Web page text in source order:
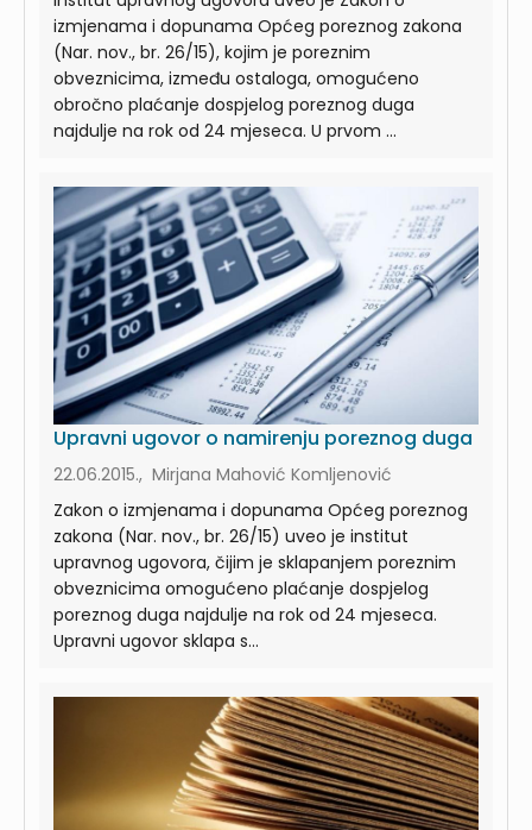
izmjenama i dopunama Općeg poreznog zakona
(Nar. nov., br. 26/15), kojim je poreznim
obveznicima, između ostaloga, omogućeno
obročno plaćanje dospjelog poreznog duga
najdulje na rok od 24 mjeseca. U prvom ...
Upravni ugovor o namirenju poreznog duga
22.06.2015., Mirjana Mahović Komljenović
Zakon o izmjenama i dopunama Općeg poreznog
zakona (Nar. nov., br. 26/15) uveo je institut
upravnog ugovora, čijim je sklapanjem poreznim
obveznicima omogućeno plaćanje dospjelog
poreznog duga najdulje na rok od 24 mjeseca.
Upravni ugovor sklapa s...